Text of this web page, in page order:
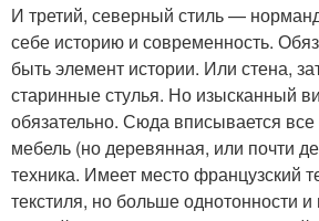
И третий, северный стиль —
себе историю и современность.
быть элемент истории. Или стена,
старинные стулья. Но изысканный
обязательно. Сюда вписывается
мебель (но деревянная, или почти
техника. Имеет место французский
текстиля, но больше однотонности